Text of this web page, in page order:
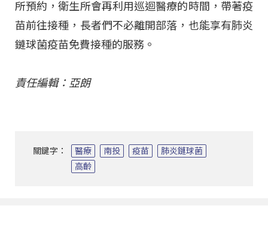
所預約，衛生所會再利用巡迴醫療的時間，帶著疫
苗前往接種，長者們不必離開部落，也能享有肺炎
鏈球菌疫苗免費接種的服務。
責任編輯：亞朗
關鍵字： 醫療 南投 疫苗
肺炎鏈球菌
高齡